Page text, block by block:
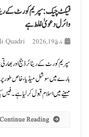
فیکٹ چیک: سپریم کورٹ کے
وائرل دعویٰ غلط ہے
مارچ 19, 2026 Quadri
سپریم کورٹ کے ریٹائرڈ جج اور
بارے میں سوشل میڈیا، خاص طور
مہینے میں اسلام قبول کر لیا ہے۔
Continue Reading